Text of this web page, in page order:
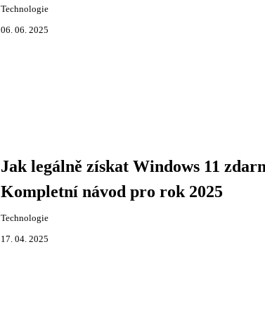
Technologie
06. 06. 2025
Jak legálně získat Windows 11
Kompletní návod pro rok 2025
Technologie
17. 04. 2025